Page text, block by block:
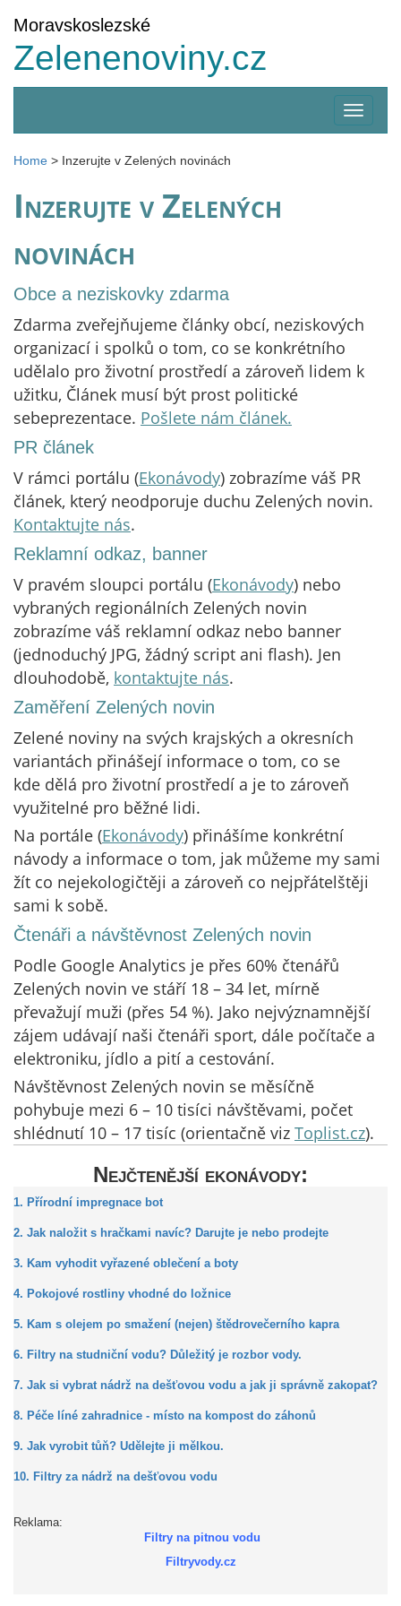
Moravskoslezské
Zelenenoviny.cz
menu
Home > Inzerujte v Zelených novinách
Inzerujte v Zelených
novinách
Obce a neziskovky zdarma
Zdarma zveřejňujeme články obcí, neziskových
organizací i spolků o tom, co se konkrétního
udělalo pro životní prostředí a zároveň lidem k
užitku, Článek musí být prost politické
sebeprezentace. Pošlete nám článek.
PR článek
V rámci portálu (Ekonávody) zobrazíme váš PR
článek, který neodporuje duchu Zelených novin.
Kontaktujte nás.
Reklamní odkaz, banner
V pravém sloupci portálu (Ekonávody) nebo
vybraných regionálních Zelených novin
zobrazíme váš reklamní odkaz nebo banner
(jednoduchý JPG, žádný script ani flash). Jen
dlouhodobě, kontaktujte nás.
Zaměření Zelených novin
Zelené noviny na svých krajských a okresních
variantách přinášejí informace o tom, co se
kde dělá pro životní prostředí a je to zároveň
využitelné pro běžné lidi.
Na portále (Ekonávody) přinášíme konkrétní
návody a informace o tom, jak můžeme my sami
žít co nejekologičtěji a zároveň co nejpřátelštěji
sami k sobě.
Čtenáři a návštěvnost Zelených novin
Podle Google Analytics je přes 60% čtenářů
Zelených novin ve stáří 18 – 34 let, mírně
převažují muži (přes 54 %). Jako nejvýznamnější
zájem udávají naši čtenáři sport, dále počítače a
elektroniku, jídlo a pití a cestování.
Návštěvnost Zelených novin se měsíčně
pohybuje mezi 6 – 10 tisíci návštěvami, počet
shlédnutí 10 – 17 tisíc (orientačně viz Toplist.cz).
Nejčtenější ekonávody:
1. Přírodní impregnace bot
2. Jak naložit s hračkami navíc? Darujte je nebo prodejte
3. Kam vyhodit vyřazené oblečení a boty
4. Pokojové rostliny vhodné do ložnice
5. Kam s olejem po smažení (nejen) štědrovečerního kapra
6. Filtry na studniční vodu? Důležitý je rozbor vody.
7. Jak si vybrat nádrž na dešťovou vodu a jak ji správně zakopat?
8. Péče líné zahradnice - místo na kompost do záhonů
9. Jak vyrobit tůň? Udělejte ji mělkou.
10. Filtry za nádrž na dešťovou vodu
Reklama:
Filtry na pitnou vodu
Filtryvody.cz